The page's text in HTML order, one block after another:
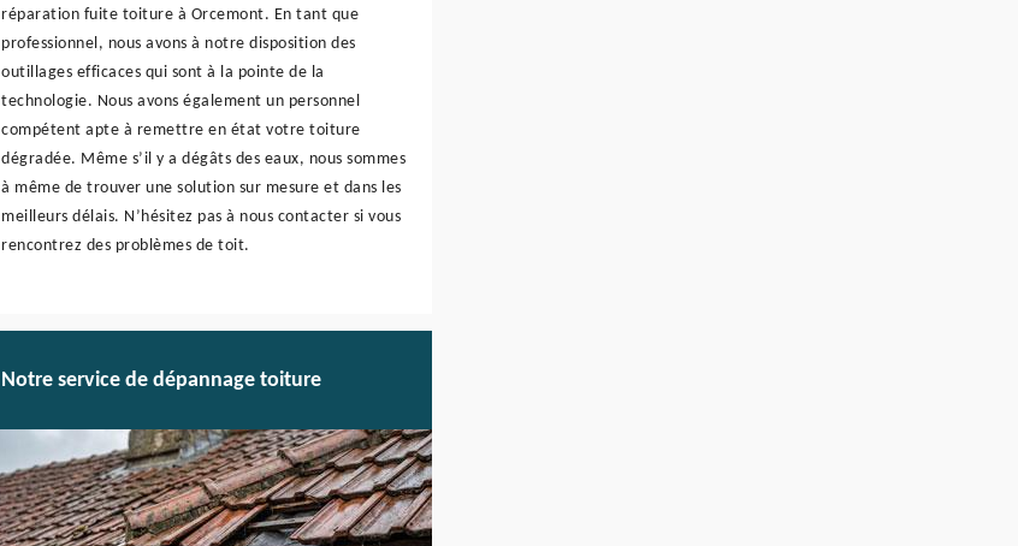
réparation fuite toiture à Orcemont. En tant que
professionnel, nous avons à notre disposition des
outillages efficaces qui sont à la pointe de la
technologie. Nous avons également un personnel
compétent apte à remettre en état votre toiture
dégradée. Même s’il y a dégâts des eaux, nous sommes
à même de trouver une solution sur mesure et dans les
meilleurs délais. N’hésitez pas à nous contacter si vous
rencontrez des problèmes de toit.
Notre service de dépannage toiture